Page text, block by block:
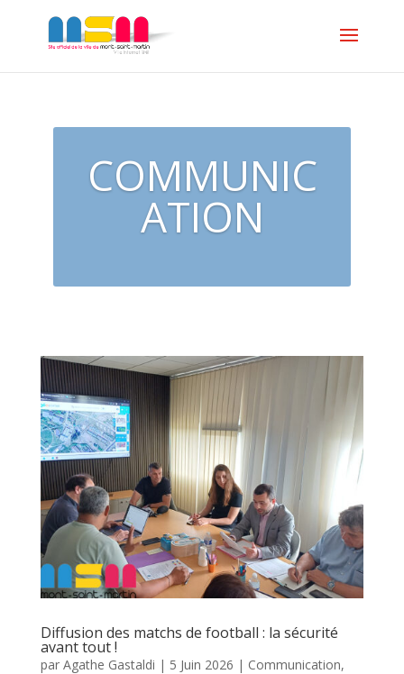
COMMUNIC
ATION
Diffusion des matchs de football : la sécurité
avant tout !
par Agathe Gastaldi | 5 Juin 2026 | Communication,